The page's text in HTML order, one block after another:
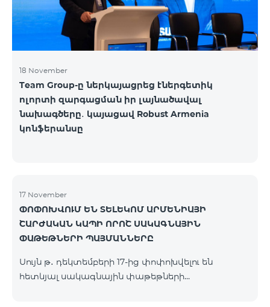
ցանցին միացված լինելու դեպքում։ Wi-Fi-ը և VPN-
ը պետք է անջատված լինեն, հակառակ դեպքում
նույնականացումը չի կատարվի։ Այս
18 November
Team Group-ը ներկայացրեց էներգետիկ
ոլորտի զարգացման իր լայնածավալ
նախագծերը․ կայացավ Robust Armenia
կոնֆերանսը
17 November
ՓՈՓՈԽՎՈՒՄ ԵՆ ՏԵԼԵԿՈՄ ԱՐՄԵՆԻԱՅԻ
ՇԱՐԺԱԿԱՆ ԿԱՊԻ ՈՐՈՇ ՍԱԿԱԳՆԱՅԻՆ
ՓԱԹԵԹՆԵՐԻ ՊԱՅՄԱՆՆԵՐԸ
Սույն թ․ դեկտեմբերի 17-ից փոփոխվելու են
հետևյալ սակագնային փաթեթների